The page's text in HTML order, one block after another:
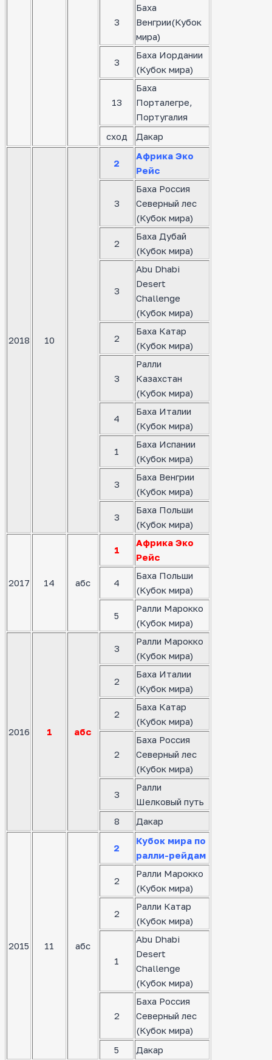
3
Баха
Венгрии(Кубок
мира)
3
Баха Иордании
(Кубок мира)
13
Баха
Порталегре,
Португалия
сход
Дакар
2018 10
2
Африка Эко
Рейс
3
Баха Россия
Северный лес
(Кубок мира)
2
Баха Дубай
(Кубок мира)
3
Abu Dhabi
Desert
Challenge
(Кубок мира)
2
Баха Катар
(Кубок мира)
3
Ралли
Казахстан
(Кубок мира)
4
Баха Италии
(Кубок мира)
1
Баха Испании
(Кубок мира)
3
Баха Венгрии
(Кубок мира)
3
Баха Польши
(Кубок мира)
2017 14 абс
1
Африка Эко
Рейс
4
Баха Польши
(Кубок мира)
5
Ралли Марокко
(Кубок мира)
2016 1 абс
3
Ралли Марокко
(Кубок мира)
2
Баха Италии
(Кубок мира)
2
Баха Катар
(Кубок мира)
2
Баха Россия
Северный лес
(Кубок мира)
3
Ралли
Шелковый путь
8
Дакар
2015 11 абс
2
Кубок мира по
ралли-рейдам
2
Ралли Марокко
(Кубок мира)
2
Ралли Катар
(Кубок мира)
1
Abu Dhabi
Desert
Challenge
(Кубок мира)
2
Баха Россия
Северный лес
(Кубок мира)
5
Дакар